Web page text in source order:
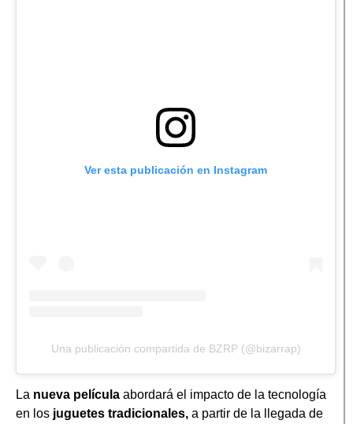
Ver esta publicación en Instagram
Una publicación compartida de BZRP (@bizarrap)
La nueva película abordará el impacto de la tecnología
en los juguetes tradicionales, a partir de la llegada de